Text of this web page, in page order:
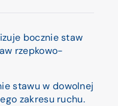
bocznie staw
rzepkowo-
stawu w dowolnej
zakresu ruchu.